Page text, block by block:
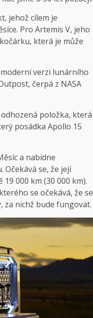
jehož cílem je
Pro Artemis V, jeho
která je může
verzi lunárního
čerpá z NASA
položka, která
posádka Apollo 15
a nabídne
se, že její
000 km (30 000 km).
se očekává, že se
za nichž bude fungovat.